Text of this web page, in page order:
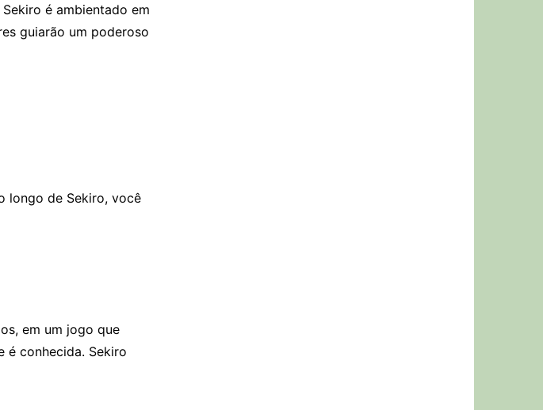
é ambientado em
guiarão um poderoso
longo de Sekiro, você
em um jogo que
é conhecida. Sekiro